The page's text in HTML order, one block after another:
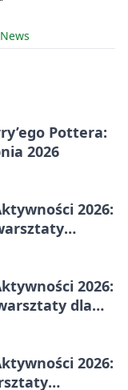
Pottera:
2026
2026:
2026:
dla
2026: